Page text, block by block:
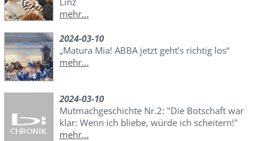
mehr...
2024-03-10
„Matura Mia! ABBA jetzt geht’s richtig los“
mehr...
2024-03-10
Mutmachgeschichte Nr.2: "Die Botschaft war
klar: Wenn ich bliebe, würde ich scheitern!"
mehr...